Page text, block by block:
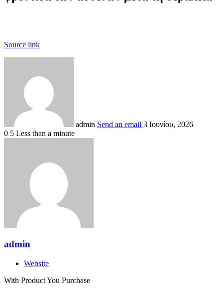
Source link
admin Send an email 3 Ιουνίου, 2026
0 5 Less than a minute
admin
Website
With Product You Purchase